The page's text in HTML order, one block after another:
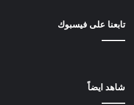
تابعنا على فيسبوك
شاهد ايضاً